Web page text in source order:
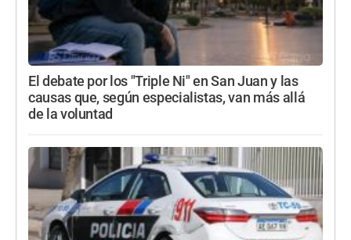
El debate por los "Triple Ni" en San Juan y las
causas que, según especialistas, van más allá
de la voluntad